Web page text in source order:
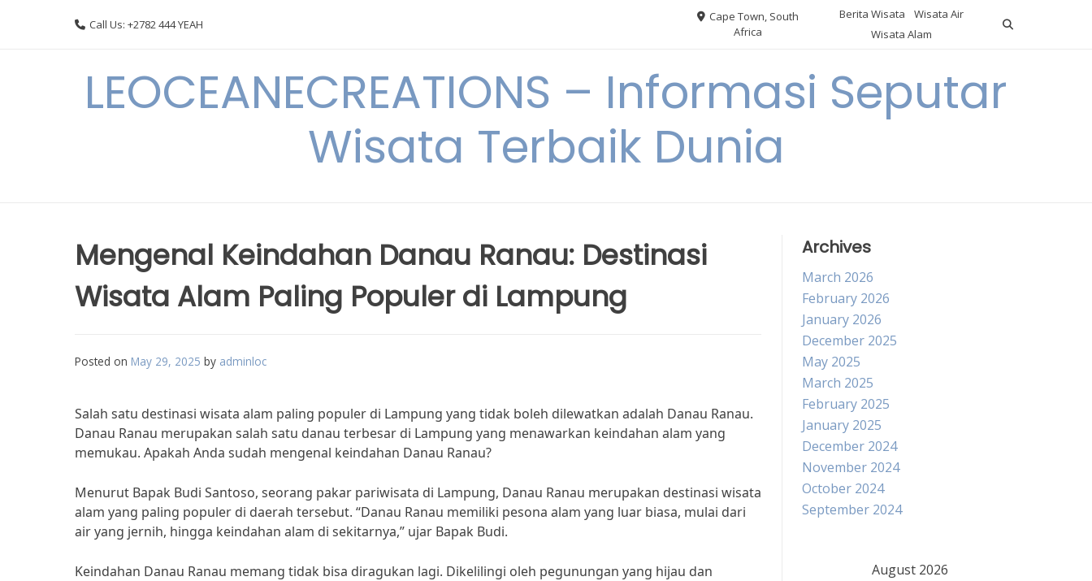
Call Us: +2782 444 YEAH
Cape Town, South
Africa
Berita Wisata
Wisata Air
Wisata Alam
LEOCEANECREATIONS – Informasi Seputar
Wisata Terbaik Dunia
Mengenal Keindahan Danau Ranau: Destinasi
Wisata Alam Paling Populer di Lampung
Posted on May 29, 2025 by adminloc
Salah satu destinasi wisata alam paling populer di Lampung yang tidak boleh dilewatkan adalah Danau Ranau.
Danau Ranau merupakan salah satu danau terbesar di Lampung yang menawarkan keindahan alam yang
memukau. Apakah Anda sudah mengenal keindahan Danau Ranau?
Menurut Bapak Budi Santoso, seorang pakar pariwisata di Lampung, Danau Ranau merupakan destinasi wisata
alam yang paling populer di daerah tersebut. “Danau Ranau memiliki pesona alam yang luar biasa, mulai dari
air yang jernih, hingga keindahan alam di sekitarnya,” ujar Bapak Budi.
Keindahan Danau Ranau memang tidak bisa diragukan lagi. Dikelilingi oleh pegunungan yang hijau dan
Archives
March 2026
February 2026
January 2026
December 2025
May 2025
March 2025
February 2025
January 2025
December 2024
November 2024
October 2024
September 2024
August 2026